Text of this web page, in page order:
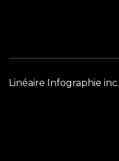
Linéaire Infographie inc.